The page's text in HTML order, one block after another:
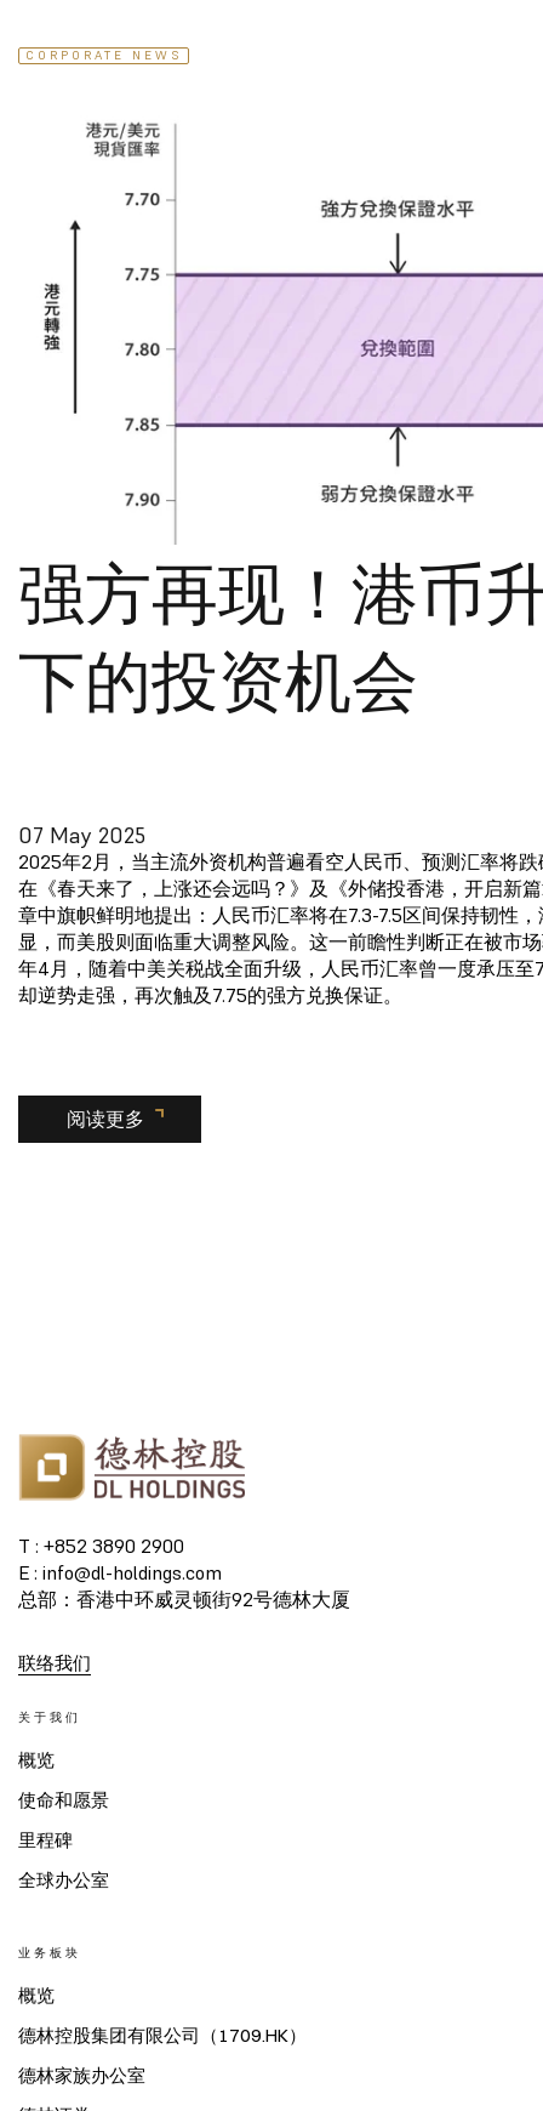
CORPORATE NEWS
强方再现！港币
下的投资机会
07 May 2025
2025年2月，当主流外资机构普遍看空人民币、预测汇率将
在《春天来了，上涨还会远吗？》及《外储投香港，开启新
章中旗帜鲜明地提出：人民币汇率将在7.3-7.5区间保持韧性
显，而美股则面临重大调整风险。这一前瞻性判断正在被市
年4月，随着中美关税战全面升级，人民币汇率曾一度承压至
却逆势走强，再次触及7.75的强方兑换保证。
阅读更多
T : +852 3890 2900
E : info@dl-holdings.com
总部：香港中环威灵顿街92号德林大厦
联络我们
关于我们
概览
使命和愿景
里程碑
全球办公室
业务板块
概览
德林控股集团有限公司（1709.HK）
德林家族办公室